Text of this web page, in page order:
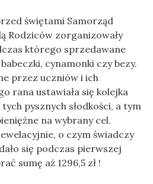
świętami Samorząd
Rodziców zorganizowały
którego sprzedawane
cynamonki czy bezy.
przez uczniów i ich
rana ustawiała się kolejka
pysznych słodkości, a tym
na wybrany cel.
o czym świadczy
się podczas pierwszej
sumę aż 1296,5 zł !